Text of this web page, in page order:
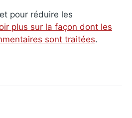
pour réduire les
plus sur la façon dont les
sont traitées.